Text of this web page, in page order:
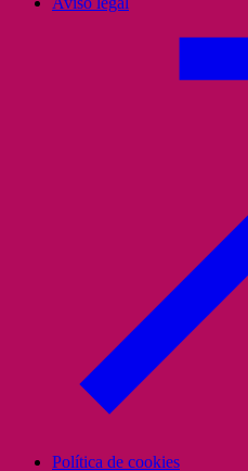
Política de cookies